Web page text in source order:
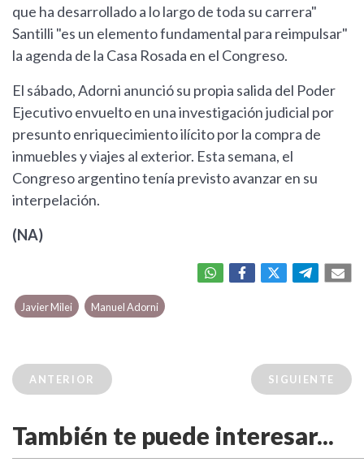
que ha desarrollado a lo largo de toda su carrera"
Santilli "es un elemento fundamental para reimpulsar"
la agenda de la Casa Rosada en el Congreso.
El sábado, Adorni anunció su propia salida del Poder
Ejecutivo envuelto en una investigación judicial por
presunto enriquecimiento ilícito por la compra de
inmuebles y viajes al exterior. Esta semana, el
Congreso argentino tenía previsto avanzar en su
interpelación.
(NA)
Javier Milei Manuel Adorni
ANTERIOR SIGUIENTE
También te puede interesar...